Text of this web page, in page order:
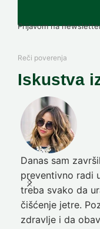
Prijavom na
Reči poverenja
Iskustva
Danas sam
preventivno radi
treba svako da
čišćenje jetre.
zdravlje i da